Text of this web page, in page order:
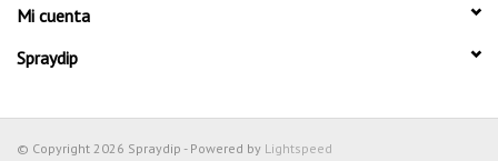
Mi cuenta
Spraydip
© Copyright 2026 Spraydip - Powered by Lightspeed